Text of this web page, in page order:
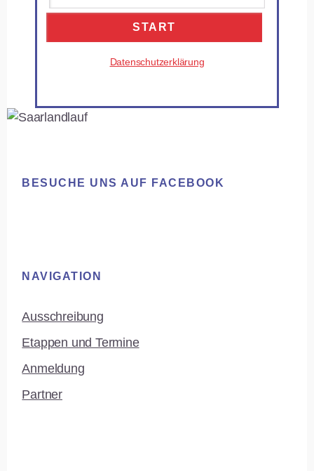
Datenschutzerklärung
BESUCHE UNS AUF FACEBOOK
NAVIGATION
Ausschreibung
Etappen und Termine
Anmeldung
Partner